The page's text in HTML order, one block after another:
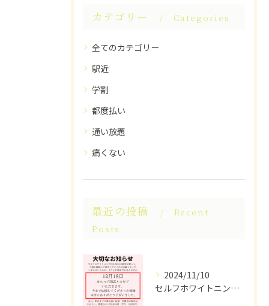
カテゴリー Categories
全てのカテゴリー
駅近
学割
都度払い
通い放題
痛くない
最近の投稿
Recent
Posts
2024/11/10
セルフホワイトニングECLARUは、これ以上の経営が困難なた...